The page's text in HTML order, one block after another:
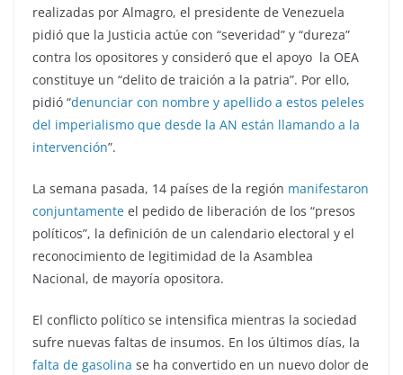
realizadas por Almagro, el presidente de Venezuela
pidió que la Justicia actúe con “severidad” y “dureza”
contra los opositores y consideró que el apoyo la OEA
constituye un “delito de traición a la patria”. Por ello,
pidió “denunciar con nombre y apellido a estos peleles
del imperialismo que desde la AN están llamando a la
intervención”.
La semana pasada, 14 países de la región manifestaron
conjuntamente el pedido de liberación de los “presos
políticos”, la definición de un calendario electoral y el
reconocimiento de legitimidad de la Asamblea
Nacional, de mayoría opositora.
El conflicto político se intensifica mientras la sociedad
sufre nuevas faltas de insumos. En los últimos días, la
falta de gasolina se ha convertido en un nuevo dolor de